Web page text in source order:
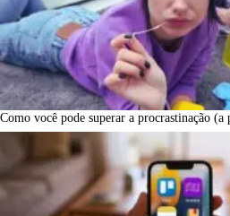
Como você pode superar a procrastinação